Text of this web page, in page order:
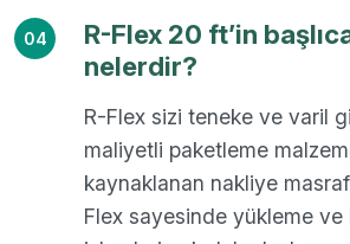
04
R-Flex 20 ft’in
nelerdir?
R-Flex sizi teneke ve varil
maliyetli paketleme
kaynaklanan nakliye
Flex sayesinde yükleme ve